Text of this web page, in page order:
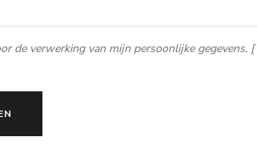
de verwerking van mijn persoonlijke gegevens. [